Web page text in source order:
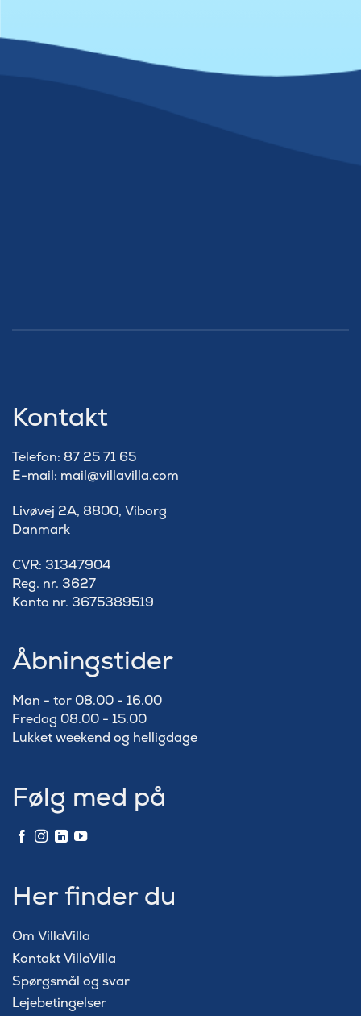
Kontakt
Telefon: 87 25 71 65
E-mail: mail@villavilla.com
Livøvej 2A, 8800, Viborg
Danmark
​CVR: 31347904
Reg. nr. 3627
Konto nr. 3675389519
Åbningstider
Man - tor 08.00 - 16.00
Fredag 08.00 - 15.00
Lukket weekend og helligdage
Følg med på
Her finder du
Om VillaVilla
Kontakt VillaVilla
Spørgsmål og svar
Lejebetingelser